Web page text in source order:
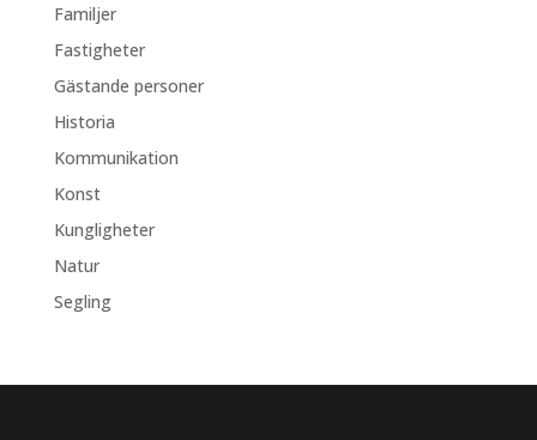
Familjer
Fastigheter
Gästande personer
Historia
Kommunikation
Konst
Kungligheter
Natur
Segling